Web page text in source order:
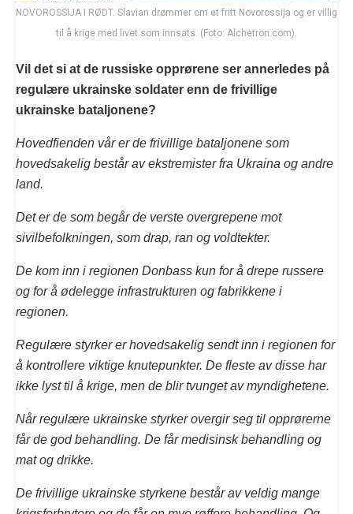
NOVOROSSIJA I RØDT. Slavian drømmer om et fritt Novorossija og er villig
til å krige med livet som innsats. (Foto: Alchetron.com).
Vil det si at de russiske opprørene ser annerledes på
regulære ukrainske soldater enn de frivillige
ukrainske bataljonene?
Hovedfienden vår er de frivillige bataljonene som
hovedsakelig består av ekstremister fra Ukraina og andre
land.
Det er de som begår de verste overgrepene mot
sivilbefolkningen, som drap, ran og voldtekter.
De kom inn i regionen Donbass kun for å drepe russere
og for å ødelegge infrastrukturen og fabrikkene i
regionen.
Regulære styrker er hovedsakelig sendt inn i regionen for
å kontrollere viktige knutepunkter. De fleste av disse har
ikke lyst til å krige, men de blir tvunget av myndighetene.
Når regulære ukrainske styrker overgir seg til opprørerne
får de god behandling. De får medisinsk behandling og
mat og drikke.
De frivillige ukrainske styrkene består av veldig mange